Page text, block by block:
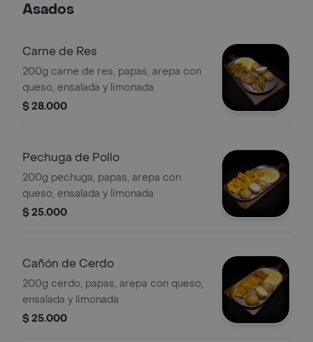
Asados
Carne de Res
200g carne de res, papas, arepa con
queso, ensalada y limonada
$ 28.000
Pechuga de Pollo
200g pechuga, papas, arepa con
queso, ensalada y limonada
$ 25.000
Cañón de Cerdo
200g cerdo, papas, arepa con queso,
ensalada y limonada
$ 25.000